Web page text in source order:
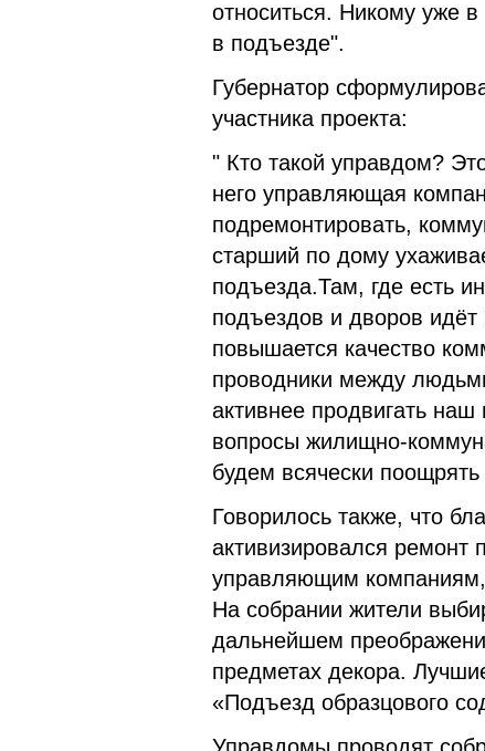
относиться. Никому уже
в подъезде".
Губернатор
участника проекта:
" Кто такой управдом?
него управляющая
подремонтировать,
старший по дому
подъезда.Там, где есть
подъездов и дворов идёт
повышается качество
проводники между
активнее продвигать
вопросы жилищно-
будем всячески
Говорилось также, что
активизировался
управляющим компаниям,
На собрании жители
дальнейшем
предметах декора.
«Подъезд образцового